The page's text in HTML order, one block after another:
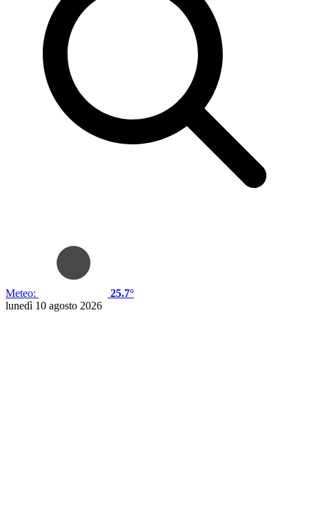
Meteo:
25.7°
lunedì 10 agosto 2026